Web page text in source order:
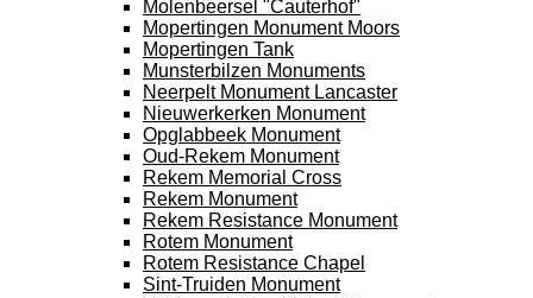
Molenbeersel "Cauterhof"
Mopertingen Monument Moors
Mopertingen Tank
Munsterbilzen Monuments
Neerpelt Monument Lancaster
Nieuwerkerken Monument
Opglabbeek Monument
Oud-Rekem Monument
Rekem Memorial Cross
Rekem Monument
Rekem Resistance Monument
Rotem Monument
Rotem Resistance Chapel
Sint-Truiden Monument